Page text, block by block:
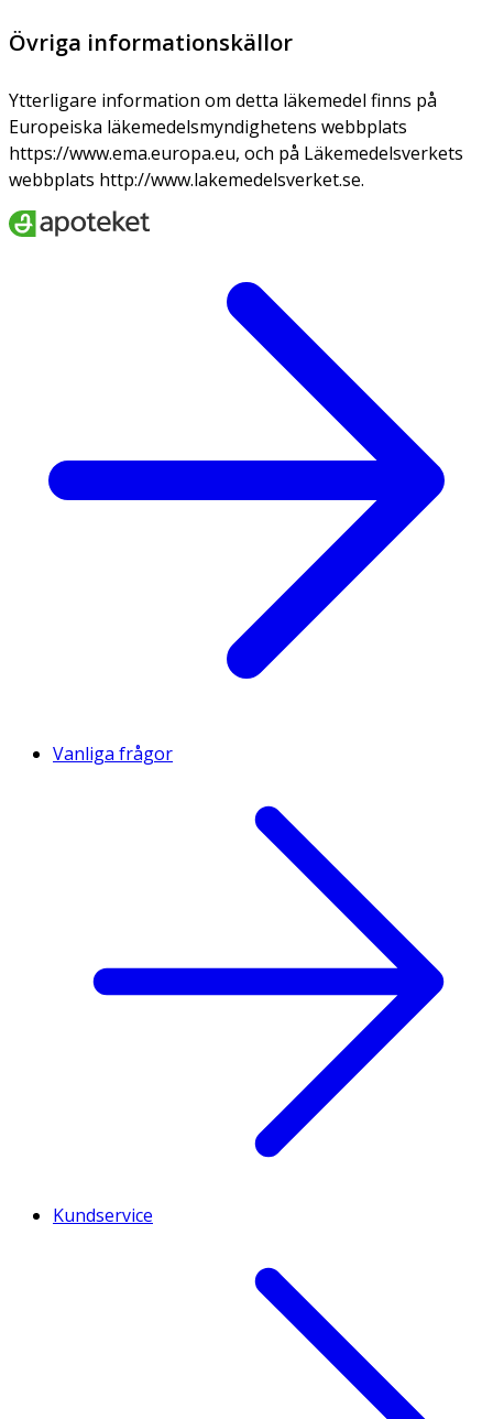
Övriga informationskällor
Ytterligare information om detta läkemedel finns på
Europeiska läkemedelsmyndighetens webbplats
https://www.ema.europa.eu, och på Läkemedelsverkets
webbplats http://www.lakemedelsverket.se.
Vanliga frågor
Kundservice